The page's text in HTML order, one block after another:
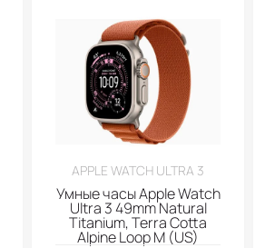
APPLE WATCH ULTRA 3
Умные часы Apple Watch
Ultra 3 49mm Natural
Titanium, Terra Cotta
Alpine Loop M (US)